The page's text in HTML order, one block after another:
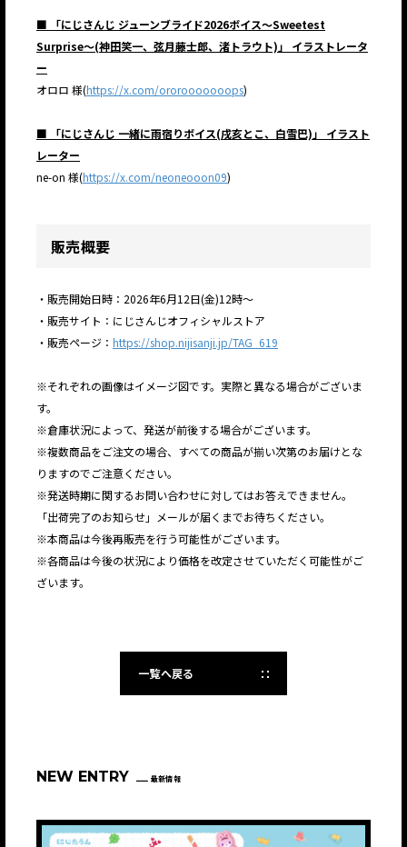
■ 「にじさんじ ジューンブライド2026ボイス～Sweetest
Surprise～(神田笑一、弦月藤士郎、渚トラウト)」 イラストレータ
ー
オロロ 様(https://x.com/ororooooooops)
■ 「にじさんじ 一緒に雨宿りボイス(戌亥とこ、白雪巴)」 イラスト
レーター
ne-on 様(https://x.com/neoneooon09)
販売概要
・販売開始日時：2026年6月12日(金)12時～
・販売サイト：にじさんじオフィシャルストア
・販売ページ： https://shop.nijisanji.jp/TAG_619
※それぞれの画像はイメージ図です。実際と異なる場合がございま
す。
※倉庫状況によって、発送が前後する場合がございます。
※複数商品をご注文の場合、すべての商品が揃い次第のお届けとな
りますのでご注意ください。
※発送時期に関するお問い合わせに対してはお答えできません。
「出荷完了のお知らせ」メールが届くまでお待ちください。
※本商品は今後再販売を行う可能性がございます。
※各商品は今後の状況により価格を改定させていただく可能性がご
ざいます。
一覧へ戻る
NEW ENTRY 最新情報